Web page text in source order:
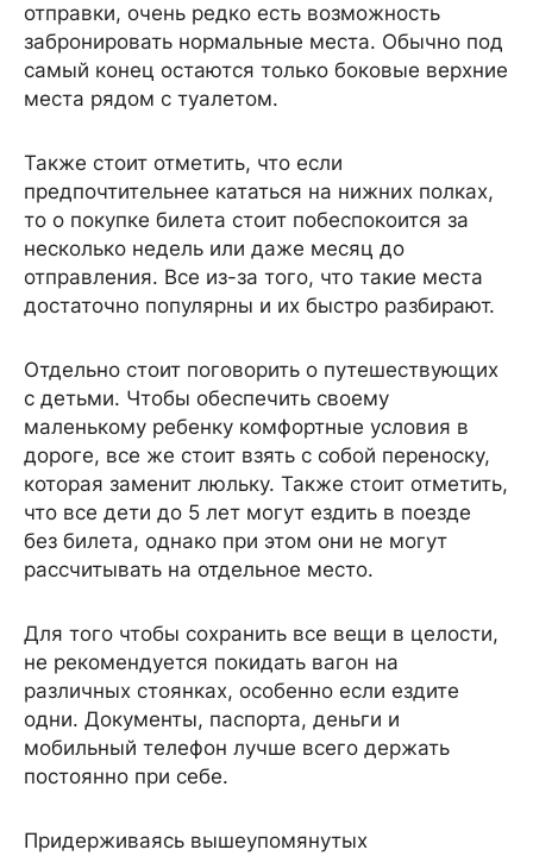
отправки, очень редко есть возможность
забронировать нормальные места. Обычно под
самый конец остаются только боковые верхние
места рядом с туалетом.
Также стоит отметить, что если
предпочтительнее кататься на нижних полках,
то о покупке билета стоит побеспокоится за
несколько недель или даже месяц до
отправления. Все из-за того, что такие места
достаточно популярны и их быстро разбирают.
Отдельно стоит поговорить о путешествующих
с детьми. Чтобы обеспечить своему
маленькому ребенку комфортные условия в
дороге, все же стоит взять с собой переноску,
которая заменит люльку. Также стоит отметить,
что все дети до 5 лет могут ездить в поезде
без билета, однако при этом они не могут
рассчитывать на отдельное место.
Для того чтобы сохранить все вещи в целости,
не рекомендуется покидать вагон на
различных стоянках, особенно если ездите
одни. Документы, паспорта, деньги и
мобильный телефон лучше всего держать
постоянно при себе.
Придерживаясь вышеупомянутых